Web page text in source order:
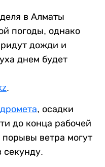
в Алматы
погоды, однако
дожди и
днем будет
.
, осадки
до конца рабочей
ветра могут
секунду.